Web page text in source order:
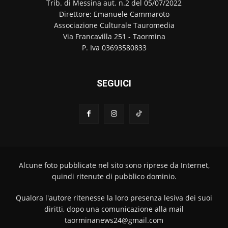
Trib. di Messina aut. n.2 del 05/07/2022
Direttore: Emanuele Cammaroto
Associazione Culturale Tauromedia
Via Francavilla 251 - Taormina
P. Iva 03693580833
SEGUICI
Alcune foto pubblicate nel sito sono riprese da Internet,
quindi ritenute di pubblico dominio.
Qualora l'autore ritenesse la loro presenza lesiva dei suoi
diritti, dopo una comunicazione alla mail
taorminanews24@gmail.com